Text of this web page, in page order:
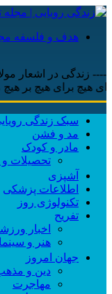
هدف و فلسفه
---- زندگی در اشعار
برای هیچ بر هیچ
سبک زندگی
مد و فشن
مادر و کودک
تحصیلات
آشپزی
اطلاعات پزشکی
تکنولوژی روز
تفریح
اخبار
هنر و سینما
جهان امروز
دین و
مهاجرت